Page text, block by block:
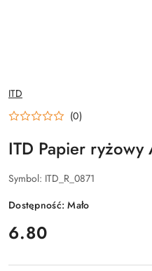
NAZWA
PRODUCENTA:
ITD
(0)
ITD Papier ryżowy
Symbol: ITD_R_0871
Dostępność:Mało
cena:
6.80